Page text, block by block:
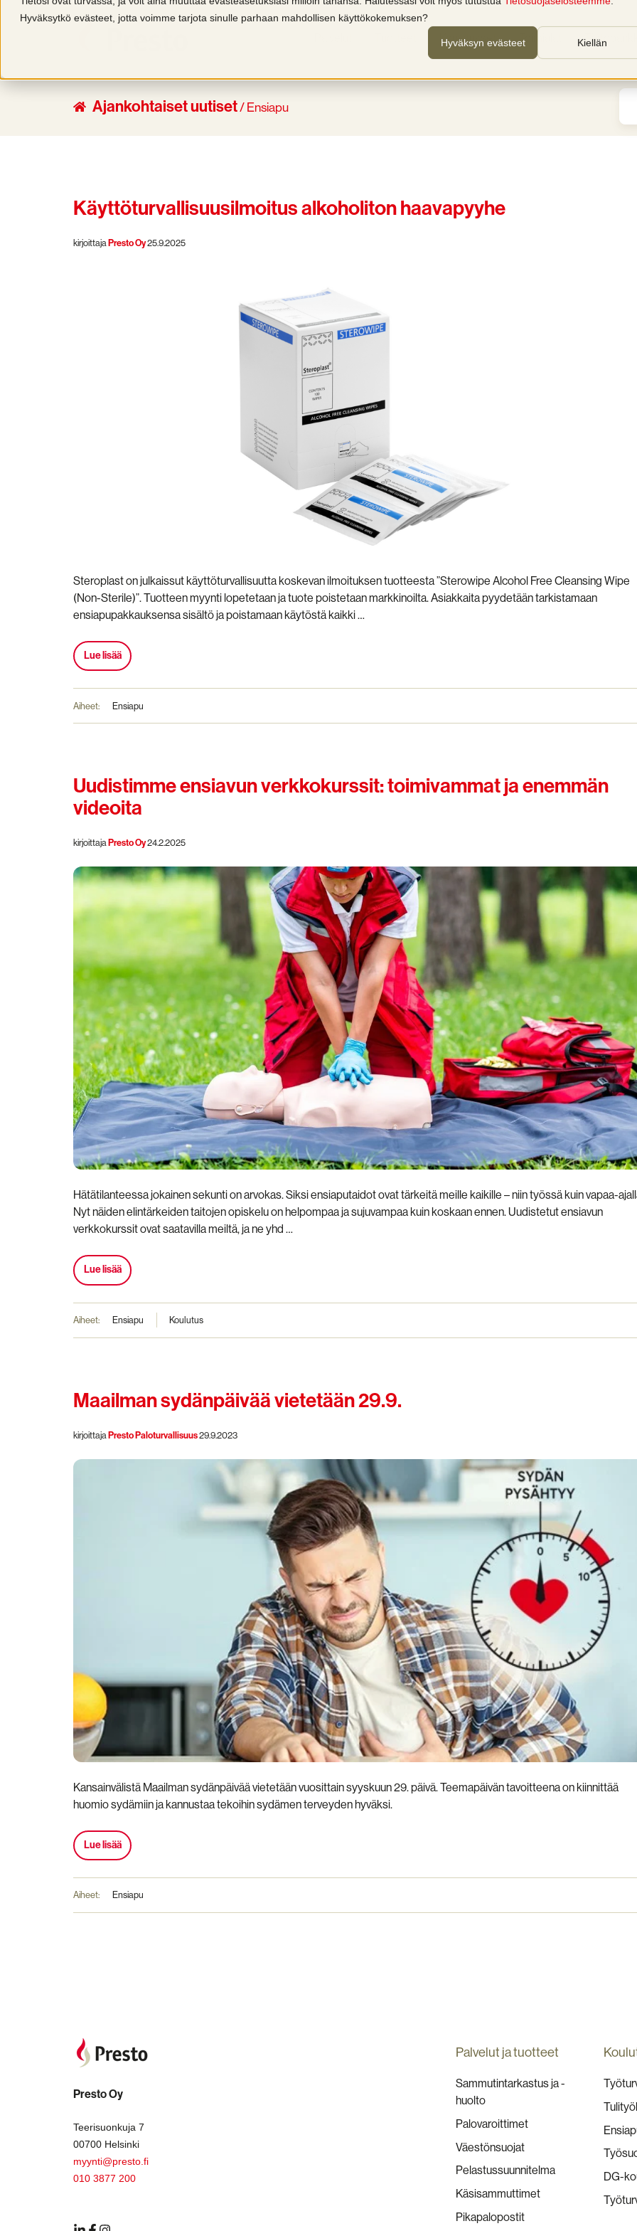
Hyväksytkö evästeet, jotta voimme tarjota sinulle parhaan mahdollisen käyttökokemuksen?
Hyväksyn evästeet Kiellän
Koulutukset Toimialat
Ajankohtaiset uutiset/ Ensiapu
Käyttöturvallisuusilmoitus alkoholiton haavapyyhe
kirjoittaja Presto Oy25.9.2025
Steroplast on julkaissut käyttöturvallisuutta koskevan ilmoituksen tuotteesta ”Sterowipe Alcohol Free Cleansing Wipe
(Non-Sterile)”. Tuotteen myynti lopetetaan ja tuote poistetaan markkinoilta. Asiakkaita pyydetään tarkistamaan
ensiapupakkauksensa sisältö ja poistamaan käytöstä kaikki …
Lue lisää
Aiheet: Ensiapu
Uudistimme ensiavun verkkokurssit: toimivammat ja enemmän
videoita
kirjoittaja Presto Oy24.2.2025
Hätätilanteessa jokainen sekunti on arvokas. Siksi ensiaputaidot ovat tärkeitä meille kaikille – niin työssä kuin vapaa-
Nyt näiden elintärkeiden taitojen opiskelu on helpompaa ja sujuvampaa kuin koskaan ennen. Uudistetut ensiavun
verkkokurssit ovat saatavilla meiltä, ja ne yhd …
Lue lisää
Aiheet: Ensiapu Koulutus
Maailman sydänpäivää vietetään 29.9.
kirjoittaja Presto Paloturvallisuus29.9.2023
Kansainvälistä Maailman sydänpäivää vietetään vuosittain syyskuun 29. päivä. Teemapäivän tavoitteena on kiinnittää
huomio sydämiin ja kannustaa tekoihin sydämen terveyden hyväksi.
Lue lisää
Aiheet: Ensiapu
Presto Oy
Teerisuonkuja 7
00700 Helsinki
myynti@presto.fi
010 3877 200
Palvelut ja tuotteet
Sammutintarkastus ja -
huolto
Palovaroittimet
Väestönsuojat
Pelastussuunnitelma
Käsisammuttimet
Pikapalopostit
DG-